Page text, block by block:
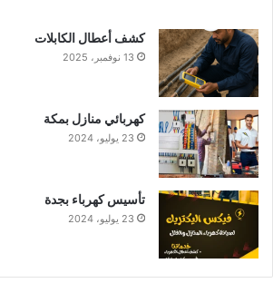
كشف أعطال الكابلات
13 نوفمبر، 2025
كهربائي منازل بمكة
23 يوليو، 2024
تأسيس كهرباء بجدة
23 يوليو، 2024